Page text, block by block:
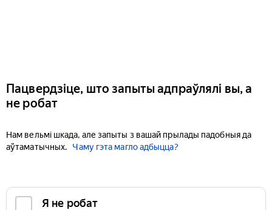
Пацвердзіце, што запыты адпраўлялі вы, а
не робат
Нам вельмі шкада, але запыты з вашай прылады падобныя да
аўтаматычных.
Чаму гэта магло адбыцца?
Я не робат